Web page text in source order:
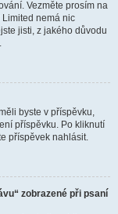
Vezměte prosím na
nemá nic
jisti, z jakého důvodu
byste v příspěvku,
příspěvku. Po kliknutí
příspěvek nahlásit.
zobrazené při psaní